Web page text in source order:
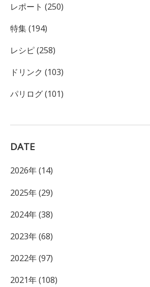
レポート (250)
特集 (194)
レシピ (258)
ドリンク (103)
パリログ (101)
DATE
2026年 (14)
2025年 (29)
2024年 (38)
2023年 (68)
2022年 (97)
2021年 (108)